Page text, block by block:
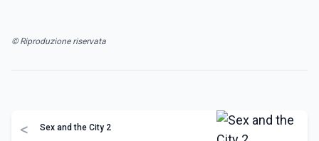
© Riproduzione riservata
< Sex and the City 2